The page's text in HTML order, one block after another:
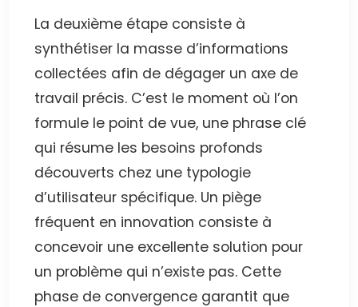
La deuxième étape consiste à
synthétiser la masse d’informations
collectées afin de dégager un axe de
travail précis. C’est le moment où l’on
formule le point de vue, une phrase clé
qui résume les besoins profonds
découverts chez une typologie
d’utilisateur spécifique. Un piège
fréquent en innovation consiste à
concevoir une excellente solution pour
un problème qui n’existe pas. Cette
phase de convergence garantit que